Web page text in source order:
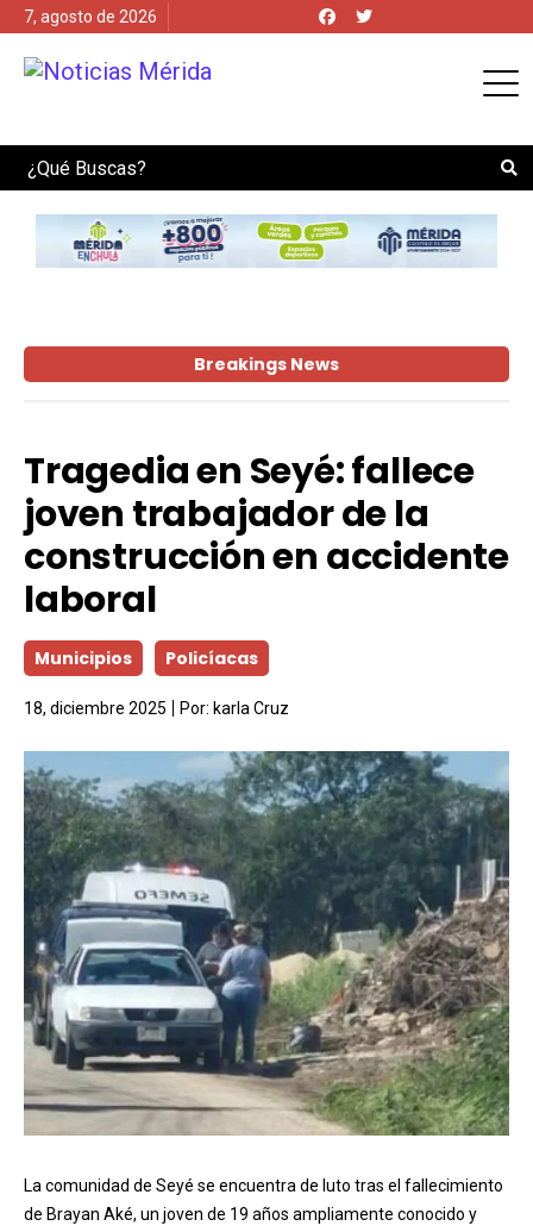
7, agosto de 2026
Search
Breakings News
Tragedia en Seyé: fallece
joven trabajador de la
construcción en accidente
laboral
Municipios Policíacas
18, diciembre 2025 Por: karla Cruz
La comunidad de Seyé se encuentra de luto tras el fallecimiento
de Brayan Aké, un joven de 19 años ampliamente conocido y